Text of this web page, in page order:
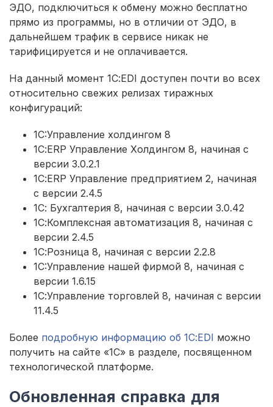
ЭДО, подключиться к обмену можно бесплатно
прямо из программы, но в отличии от ЭДО, в
дальнейшем трафик в сервисе никак не
тарифицируется и не оплачивается.
На данный момент 1С:EDI доступен почти во всех
относительно свежих релизах тиражных
конфигураций:
1C:Управление холдингом 8
1С:ERP Управление Холдингом 8, начиная с
версии 3.0.2.1
1С:ERP Управление предприятием 2, начиная
с версии 2.4.5
1С: Бухгалтерия 8, начиная с версии 3.0.42
1С:Комплексная автоматизация 8, начиная с
версии 2.4.5
1С:Розница 8, начиная с версии 2.2.8
1C:Управление нашей фирмой 8, начиная с
версии 1.6.15
1С:Управление торговлей 8, начиная с версии
11.4.5
Более подробную информацию об 1С:EDI можно
получить на сайте «1С» в разделе, посвященном
технологической платформе.
Обновленная справка для